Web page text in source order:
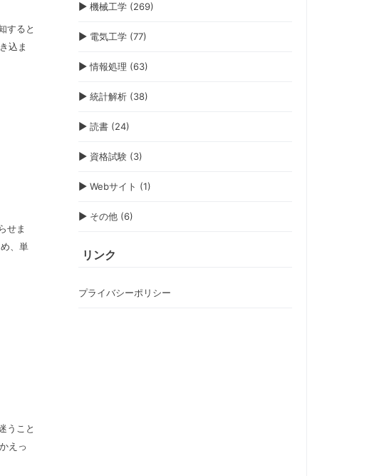
すると
込ま
せま
、単
うこと
えっ
▶ 機械工学 (269)
▶ 電気工学 (77)
▶ 情報処理 (63)
▶ 統計解析 (38)
▶ 読書 (24)
▶ 資格試験 (3)
▶ Webサイト (1)
▶ その他 (6)
リンク
プライバシーポリシー